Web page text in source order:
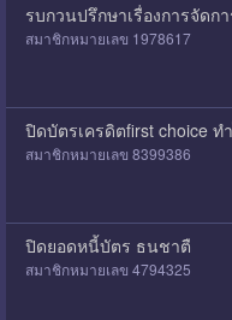
รบกวนปรึกษาเรื่องการจัดก
สมาชิกหมายเลข 1978617
ปิดบัตรเครดิตfirst choice ท
สมาชิกหมายเลข 8399386
ปิดยอดหนี้บัตร ธนชาตื
สมาชิกหมายเลข 4794325